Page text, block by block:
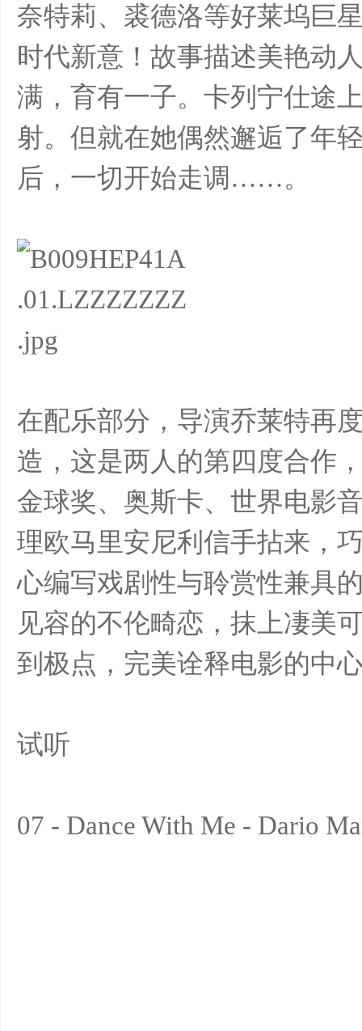
奈特莉、裘德洛等好莱坞巨
时代新意！故事描述美艳动
满，育有一子。卡列宁仕途
射。但就在她偶然邂逅了年
后，一切开始走调……。
在配乐部分，导演乔莱特再
造，这是两人的第四度合作
金球奖、奥斯卡、世界电影
理欧马里安尼利信手拈来，
心编写戏剧性与聆赏性兼具
见容的不伦畸恋，抹上凄美
到极点，完美诠释电影的中
试听
07 - Dance With Me - Dario